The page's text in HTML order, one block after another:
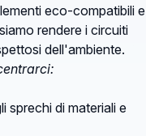
eco-compatibili e
rendere i circuiti
dell'ambiente.
sprechi di materiali e